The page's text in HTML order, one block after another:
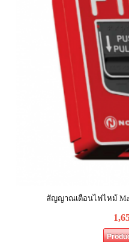
สัญญาณเตือนไฟไหม้